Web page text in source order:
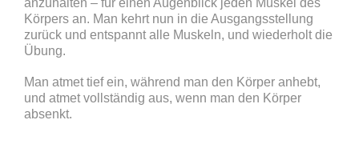
anzuhalten – für einen Augenblick jeden Muskel des
Körpers an. Man kehrt nun in die Ausgangsstellung
zurück und entspannt alle Muskeln, und wiederholt die
Übung.
Man atmet tief ein, während man den Körper anhebt,
und atmet vollständig aus, wenn man den Körper
absenkt.